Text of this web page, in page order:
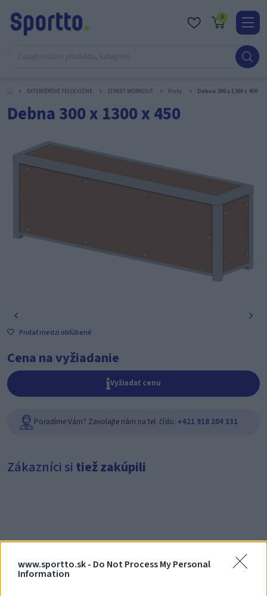
www.sportto.sk - Do Not Process My Personal
Information
0
O
EXTERIÉROVÉ TELOCVIČNE STREET WORKOUT Prvky Debna 300 x 1300 x 450
Debna 300 x 1300 x 450
Pridať medzi obľúbené
Cena na vyžiadanie
Vyžiadať cenu
Poradíme Vám? Zavolajte nám na tel. číslo: +421 918 204 331
Zákazníci si tiež zakúpili
Na dopyt